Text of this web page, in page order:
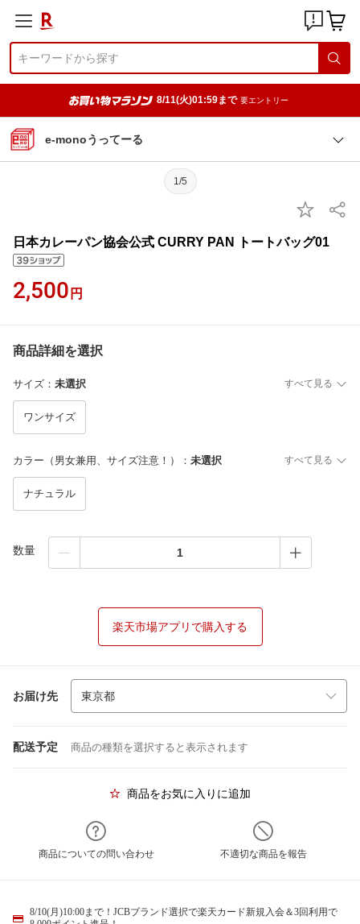
8/11(火)01:59まで 要エントリー
e-monoうってーる
1/5
日本カレーパン協会公式 CURRY PAN トートバッグ01
2,500 円
商品詳細を選択
サイズ ： 未選択 すべて見る
ワンサイズ
カラー（男女兼用、サイズ注意！） ： 未選択 すべて見る
ナチュラル
数量
楽天市場アプリで購入する
お届け先
配送予定 商品の種類を選択すると表示されます
商品をお気に入りに追加
商品についての問い合わせ 不適切な商品を報告
8/10(月)10:00まで！JCBブランド選択で楽天カード新規入会＆3回利用で